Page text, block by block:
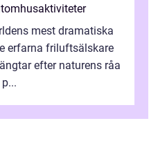
mest dramatiska
erfarna friluftsälskare
efter naturens råa